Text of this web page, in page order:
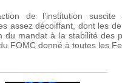
de l’institution suscite
assez décoiffant, dont les
du mandat à la stabilité des
FOMC donné à toutes les